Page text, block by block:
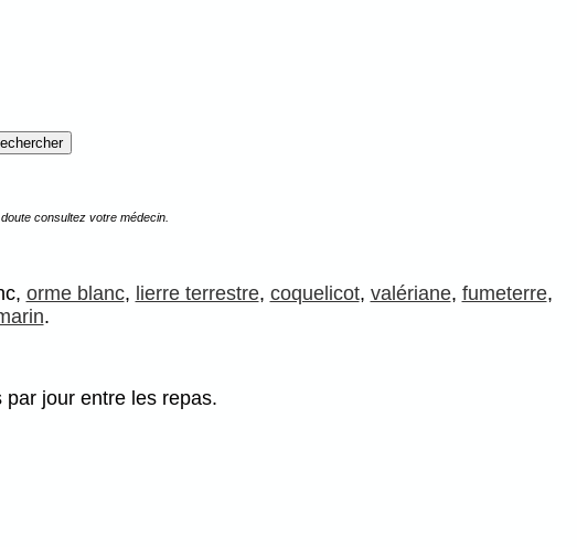
consultez votre médecin.
orme blanc, lierre terrestre, coquelicot, valériane, fumeterre,
.
jour entre les repas.